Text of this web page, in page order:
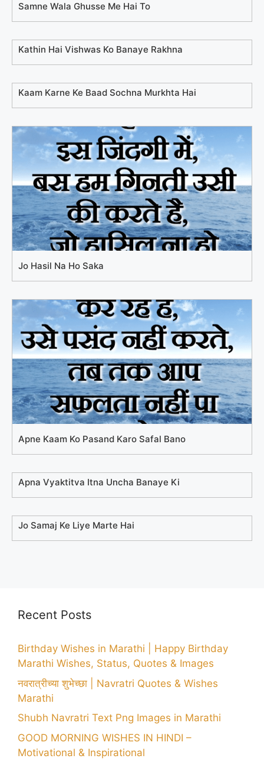
Samne Wala Ghusse Me Hai To
Kathin Hai Vishwas Ko Banaye Rakhna
Kaam Karne Ke Baad Sochna Murkhta Hai
Jo Hasil Na Ho Saka
Apne Kaam Ko Pasand Karo Safal Bano
Apna Vyaktitva Itna Uncha Banaye Ki
Jo Samaj Ke Liye Marte Hai
Recent Posts
Birthday Wishes in Marathi | Happy Birthday
Marathi Wishes, Status, Quotes & Images
नवरात्रीच्या शुभेच्छा | Navratri Quotes & Wishes
Marathi
Shubh Navratri Text Png Images in Marathi
GOOD MORNING WISHES IN HINDI –
Motivational & Inspirational